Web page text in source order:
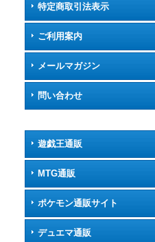
特定商取引法表示
ご利用案内
メールマガジン
問い合わせ
遊戯王通販
MTG通販
ポケモン通販サイト
デュエマ通販